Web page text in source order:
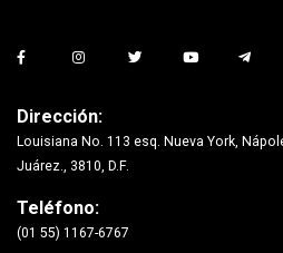
Dirección:
Louisiana No. 113 esq. Nueva York,
Juárez., 3810, D.F.
Teléfono:
(01 55) 1167-6767